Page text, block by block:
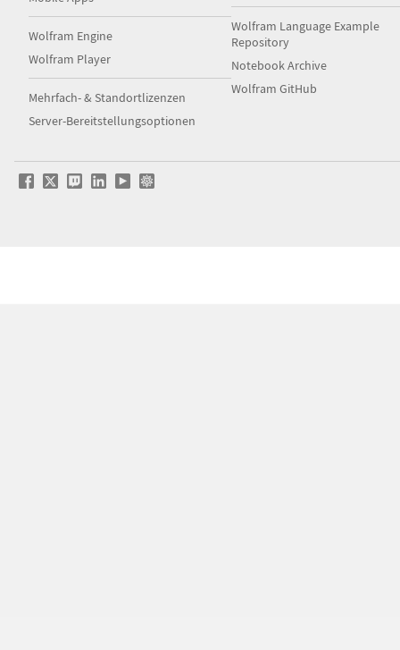
Wolfram Engine
Wolfram Player
Mehrfach- & Standortlizenzen
Server-Bereitstellungsoptionen
Wolfram Language Example
Repository
Notebook Archive
Wolfram GitHub